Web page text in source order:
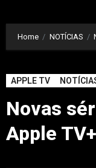
Home NOTÍCIAS
APPLE TV
Novas
Apple TV+